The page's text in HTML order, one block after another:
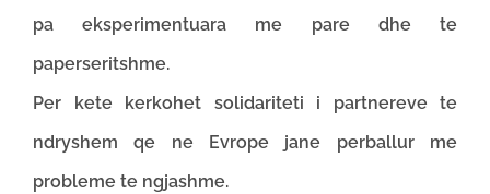
pa eksperimentuara me pare dhe te
paperseritshme.
Per kete kerkohet solidariteti i partnereve te
ndryshem qe ne Evrope jane perballur me
probleme te ngjashme.